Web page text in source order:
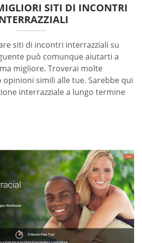
SITI DI INCONTRI
siti di incontri interrazziali su
può comunque aiutarti a
migliore. Troverai molte
opinioni simili alle tue. Sarebbe qui
interrazziale a lungo termine